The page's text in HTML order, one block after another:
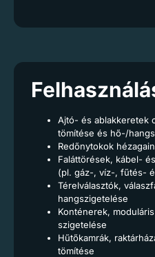
Ajtó- és ablakkeretek
tömítése és hő-/
Redőnytokok
Faláttörések, kábel-
(pl. gáz-, víz-, fűtés-
Térelválasztók,
hangszigetelése
Konténerek,
szigetelése
Hűtőkamrák,
tömítése